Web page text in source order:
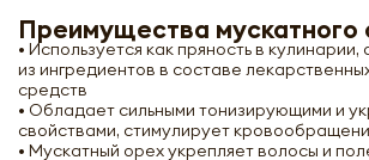
Преимущества мускатного
• Используется как пряность в
из ингредиентов в составе
средств
• Обладает сильными тонизирующими и
свойствами, стимулирует
• Мускатный орех укрепляет волосы и